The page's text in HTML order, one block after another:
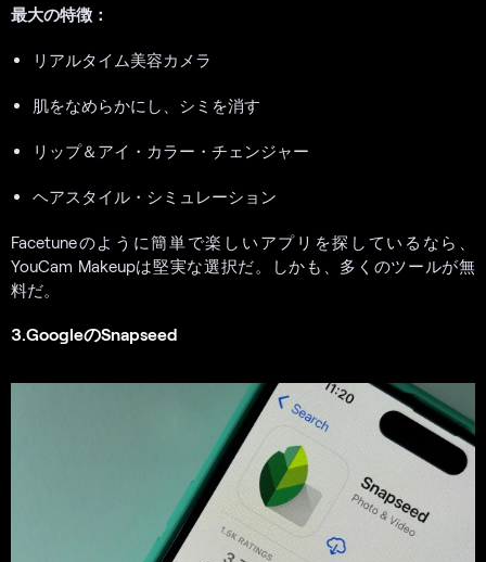
最大の特徴：
リアルタイム美容カメラ
肌をなめらかにし、シミを消す
リップ＆アイ・カラー・チェンジャー
ヘアスタイル・シミュレーション
Facetuneのように簡単で楽しいアプリを探しているなら、
YouCam Makeupは堅実な選択だ。しかも、多くのツールが無
料だ。
3.GoogleのSnapseed